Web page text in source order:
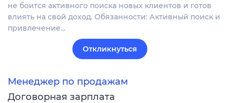
не боится активного поиска новых клиентов и готов
влиять на свой доход. Обязанности: Активный поиск и
привлечение…
Откликнуться
Менеджер по продажам
Договорная зарплата